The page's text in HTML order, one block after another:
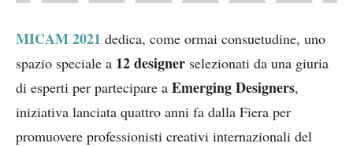
MICAM 2021 dedica, come ormai consuetudine, uno
spazio speciale a 12 designer selezionati da una giuria
di esperti per partecipare a Emerging Designers,
iniziativa lanciata quattro anni fa dalla Fiera per
promuovere professionisti creativi internazionali del